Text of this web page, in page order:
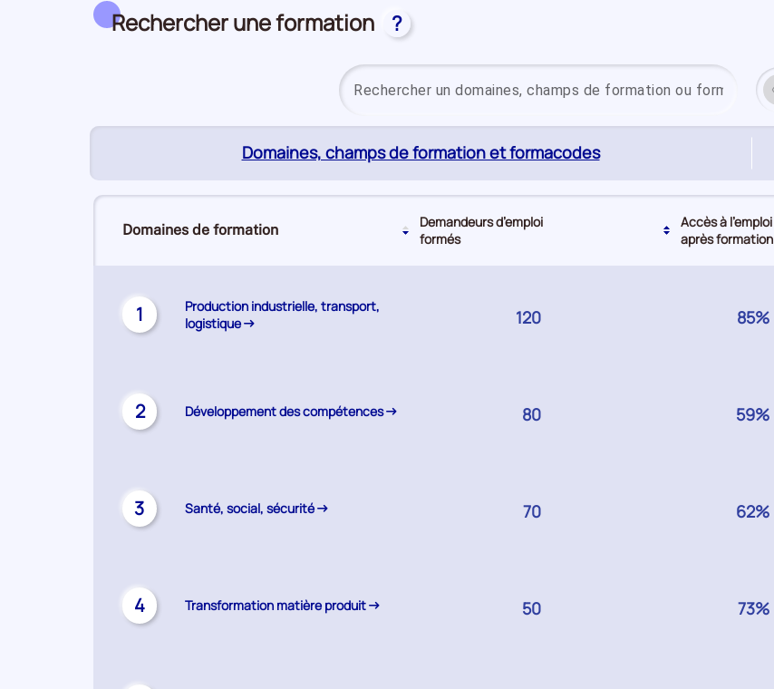
Rechercher une formation ?
Domaines, champs de formation et formacodes(page
Domaines de formation
Demandeurs d’emploi
formés
Tri actuel par ordre décroissant
Accès à l’emploi
après formation
1
Production industrielle, transport,
logistique
GERS
120 GERS
85%
2 Développement des compétences GERS
80 GERS
59%
3 Santé, social, sécurité GERS
70 GERS
62%
4 Transformation matière produit GERS
50 GERS
73%